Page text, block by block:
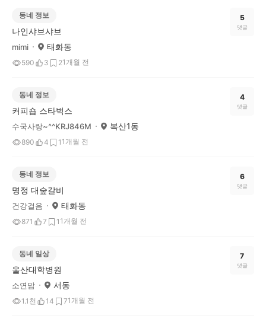
동네 정보
나인샤브샤브
mimi 태화동
590 3 21개월 전
5
댓글
동네 정보
커피숍 스타벅스
수국사랑~^^KRJ846M 복산1동
890 4 1 1개월 전
4
댓글
동네 정보
명정 대숲갈비
건강걸음 태화동
871 7 1 1개월 전
6
댓글
동네 일상
울산대학병원
소연맘 서동
1.1천 14 71개월 전
7
댓글